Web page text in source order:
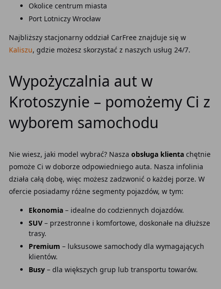
Okolice centrum miasta
Port Lotniczy Wrocław
Najbliższy stacjonarny oddział CarFree znajduje się w
Kaliszu, gdzie możesz skorzystać z naszych usług 24/7.
Wypożyczalnia aut w
Krotoszynie – pomożemy Ci z
wyborem samochodu
Nie wiesz, jaki model wybrać? Nasza obsługa klientachętnie
pomoże Ci w doborze odpowiedniego auta. Nasza infolinia
działa całą dobę, więc możesz zadzwonić o każdej porze. W
ofercie posiadamy różne segmenty pojazdów, w tym:
Ekonomia– idealne do codziennych dojazdów.
SUV– przestronne i komfortowe, doskonałe na dłuższe
trasy.
Premium – luksusowe samochody dla wymagających
klientów.
Busy– dla większych grup lub transportu towarów.